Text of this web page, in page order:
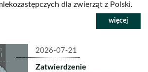
dla zwierząt z Polski.
2026-07-21
Zatwierdzenie